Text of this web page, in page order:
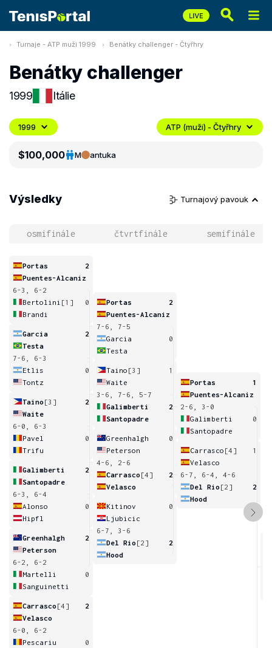
Turnaje - ATP muži 1999 Benátky challenger - Čtyřhry
Benátky challenger
1999 Itálie
1999 ATP (muži) - Čtyřhry
$100,000 M antuka
Výsledky Turnajový pavouk
osmifinále čtvrtfinále semifinále
Portas
2
Puentes-Alcaniz
6-3, 6-2
Bertolini [1]
0
Brandi
Garcia
2
Testa
7-6, 6-3
Etlis
0
Tontz
Taino [3]
2
Waite
6-0, 6-3
Pavel
0
Trifu
Galimberti
2
Santopadre
6-3, 6-4
Alonso
0
Hipfl
Greenhalgh
2
Peterson
6-2, 6-2
Martelli
0
Sanguinetti
Carrasco [4]
2
Velasco
6-0, 6-2
Pescariu
0
Portas
2
Puentes-Alcaniz
7-6, 7-5
Garcia
0
Testa
Taino [3]
1
Waite
3-6, 7-6, 5-7
Galimberti
2
Santopadre
Greenhalgh
0
Peterson
4-6, 2-6
Carrasco [4]
2
Velasco
Kitinov
0
Ljubicic
6-7, 3-6
Del Rio [2]
2
Hood
Portas
1
Puentes-Alcaniz
2-6, 3-0
Galimberti
0
Santopadre
Carrasco [4]
1
Velasco
6-7, 6-4, 4-6
Del Rio [2]
2
Hood